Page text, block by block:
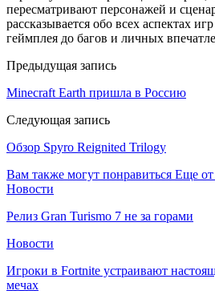
пересматривают персонажей и
рассказывается обо всех аспектах
геймплея до багов и личных
Предыдущая запись
Minecraft Earth пришла в Россию
Следующая запись
Обзор Spyro Reignited Trilogy
Вам также могут понравиться Еще от
Новости
Релиз Gran Turismo 7 не за горами
Новости
Игроки в Fortnite устраивают
мечах